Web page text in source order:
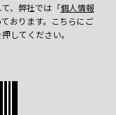
、弊社では「個人情報
おります。 こちらにご
してください。